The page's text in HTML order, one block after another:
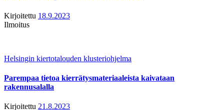
Kirjoitettu 18.9.2023
Ilmoitus
Helsingin kiertotalouden klusteriohjelma
Parempaa tietoa kierrätysmateriaaleista kaivataan
rakennusalalla
Kirjoitettu 21.8.2023